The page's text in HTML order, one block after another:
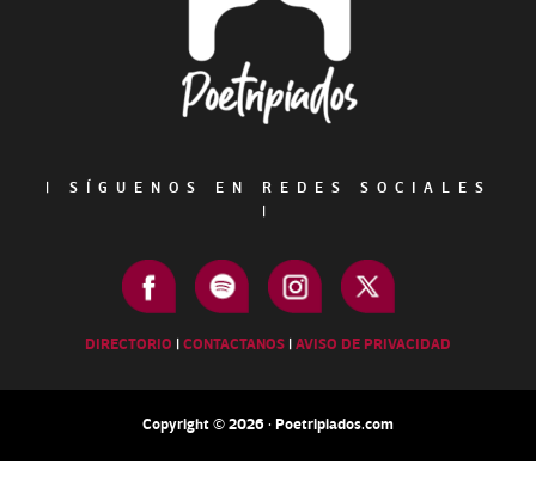
|
SÍGUENOS EN REDES SOCIALES
|
DIRECTORIO |CONTACTANOS |AVISO DE PRIVACIDAD
Copyright © 2026 · Poetripiados.com